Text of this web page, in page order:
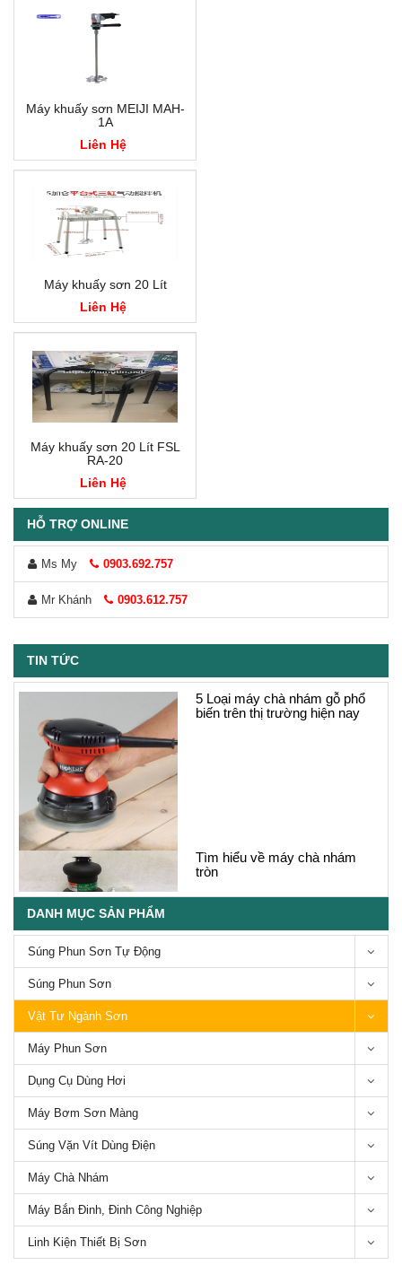
HỖ TRỢ ONLINE
Ms My 0903.692.757
Mr Khánh 0903.612.757
TIN TỨC
5 Loại máy chà nhám gỗ phổ
biến trên thị trường hiện nay
Tìm hiểu về máy chà nhám
tròn
Tìm hiểu về máy chà nhám
Súng phun sơn ô tô loại nào tốt,
DANH MỤC SẢN PHẨM
Súng Phun Sơn Tự Động
Súng Phun Sơn
Vật Tư Ngành Sơn
Máy Phun Sơn
Dụng Cụ Dùng Hơi
Máy Bơm Sơn Màng
Súng Vặn Vít Dùng Điện
Máy Chà Nhám
Máy Bắn Đinh, Đinh Công Nghiệp
Linh Kiện Thiết Bị Sơn
Máy khuấy sơn MEIJI MAH-
1A
Liên Hệ
Máy khuấy sơn 20 Lít
Liên Hệ
Máy khuấy sơn 20 Lít FSL
RA-20
Liên Hệ